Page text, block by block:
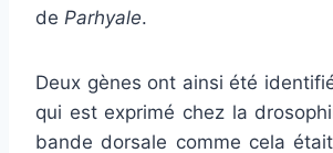
de Parhyale.
Deux gènes ont ainsi été
qui est exprimé chez la
bande dorsale comme cela